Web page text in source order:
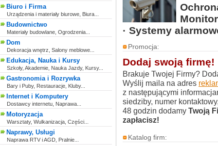
Biuro i Firma
Urządzenia i materiały biurowe, Biura...
Budownictwo
Materiały budowlane, Ogrodzenia...
Dom
Dekoracja wnętrz, Salony meblowe...
Edukacja, Nauka i Kursy
Szkoły, Akademie, Nauka Jazdy, Kursy...
Gastronomia i Rozrywka
Bary i Puby, Restauracje, Kluby...
Internet i Komputery
Dostawcy internetu, Naprawa...
Motoryzacja
Warsztaty, Wulkanizacja, Części...
Naprawy, Usługi
Naprawa RTV i AGD, Pralnie...
· Systemy
Promocja:
Dodaj swoją firmę!
Brakuje Twojej Firmy?
Wyślij maila na adres
z następującymi
siedziby, numer
48 godzin dodamy Twoją
zapłacisz!
Katalog firm: